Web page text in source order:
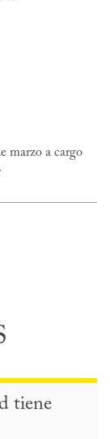
marzo a cargo
tiene